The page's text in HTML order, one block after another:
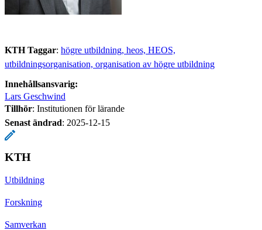
KTH Taggar: högre utbildning, heos, HEOS,
utbildningsorganisation, organisation av högre utbildning
Innehållsansvarig:
Lars Geschwind
Tillhör: Institutionen för lärande
Senast ändrad: 2025-12-15
KTH
Utbildning
Forskning
Samverkan